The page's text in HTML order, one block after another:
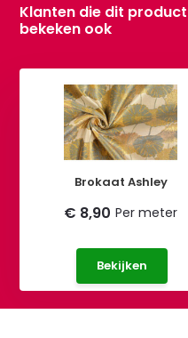
Klanten die dit
bekeken ook
Brokaat Ashley
€ 8,90 Per meter
Bekijken